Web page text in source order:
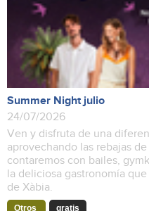
Summer Night julio
24/07/2026
Ven y disfruta de una
aprovechando las rebajas
contaremos con bailes,
la deliciosa gastronomía
de Xàbia.
Otros gratis